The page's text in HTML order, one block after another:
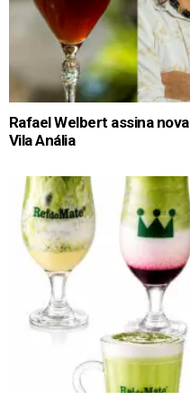
Rafael Welbert assina
Vila Anália